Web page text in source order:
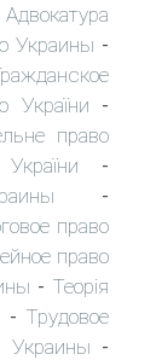
Адвокатура
Украины -
України -
право
-
-
право
право
- Теорія
- Трудовое
Украины -